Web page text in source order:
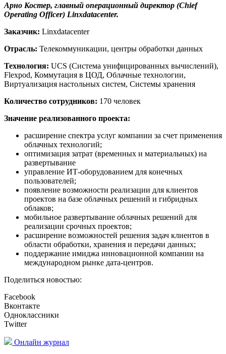
Арно Костер, главный операционный директор (Chief
Operating Officer) Linxdatacenter.
Заказчик: Linxdatacenter
Отрасль: Телекоммуникации, центры обработки данных
Технология: UCS (Система унифицированных вычислений),
Flexpod, Коммутация в ЦОД, Облачные технологии,
Виртуализация настольных систем, Системы хранения
Количество сотрудников: 170 человек
Значение реализованного проекта:
расширение спектра услуг компании за счет применения
облачных технологий;
оптимизация затрат (временных и материальных) на
развертывание
управление ИТ-оборудованием для конечных
пользователей;
появление возможности реализации для клиентов
проектов на базе облачных решений и гибридных
облаков;
мобильное развертывание облачных решений для
реализации срочных проектов;
расширение возможностей решения задач клиентов в
области обработки, хранения и передачи данных;
поддержание имиджа инновационной компании на
международном рынке дата-центров.
Поделиться новостью:
Facebook
Вконтакте
Одноклассники
Twitter
Онлайн журнал